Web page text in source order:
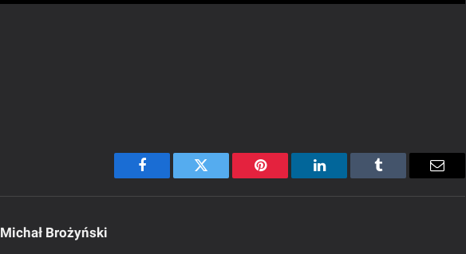
Facebook Twitter Pinterest LinkedIn Tumblr Email
Michał Brożyński